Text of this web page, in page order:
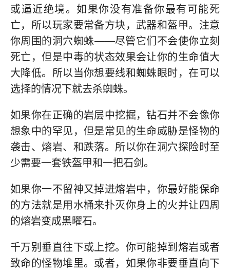
或逼近绝境。如果你没有准备你最有可能死
亡，所以玩家要常备方块，武器和盔甲。注意
你周围的洞穴蜘蛛——尽管它们不会使你立刻
死亡，但是中毒的状态效果会让你的生命值大
大降低。所以当你想要线和蜘蛛眼时，在可以
选择的情况下就去杀蜘蛛。
如果你在正确的岩层中挖掘，钻石并不会像你
想象中的罕见，但是常见的生命威胁是怪物的
袭击、熔岩、和跌落。所以你在洞穴探险时至
少需要一套铁盔甲和一把石剑。
如果你一不留神又掉进熔岩中，你最好能保命
的方法就是用水桶来扑灭你身上的火并让四周
的熔岩变成黑曜石。
千万别垂直往下或上挖。你可能掉到熔岩或者
致命的怪物堆里。或者，如果你非要垂直向下